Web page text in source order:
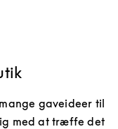
gaveideer til
med at træffe det